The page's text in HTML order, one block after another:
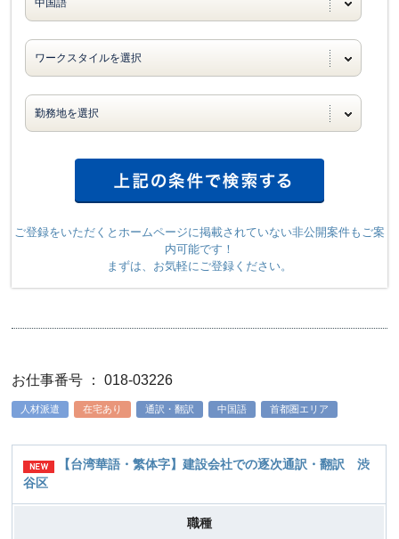
ご登録をいただくとホームページに掲載されていない非公開案件もご案
内可能です！
まずは、お気軽にご登録ください。
お仕事番号 ： 018-03226
人材派遣 在宅あり 通訳・翻訳 中国語 首都圏エリア
【台湾華語・繁体字】建設会社での逐次通訳・翻訳 渋
谷区
職種